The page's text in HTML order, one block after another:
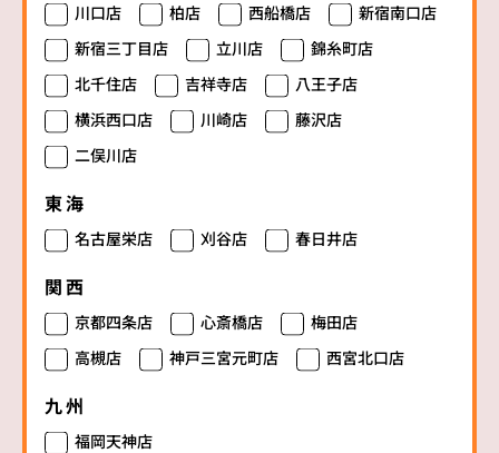
川口店
柏店 西船橋店
新宿南口店
新宿三丁目店
立川店
錦糸町店
北千住店
吉祥寺店
八王子店
横浜西口店
川崎店
藤沢店
二俣川店
東海
名古屋栄店 刈谷店 春日井店
関西
京都四条店 心斎橋店
梅田店
高槻店
神戸三宮元町店 西宮北口店
九州
福岡天神店